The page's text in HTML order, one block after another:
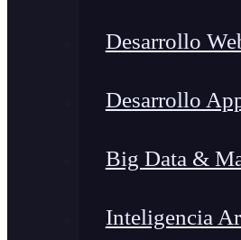
Desarrollo
Desarrollo
Big Data &
Inteligencia